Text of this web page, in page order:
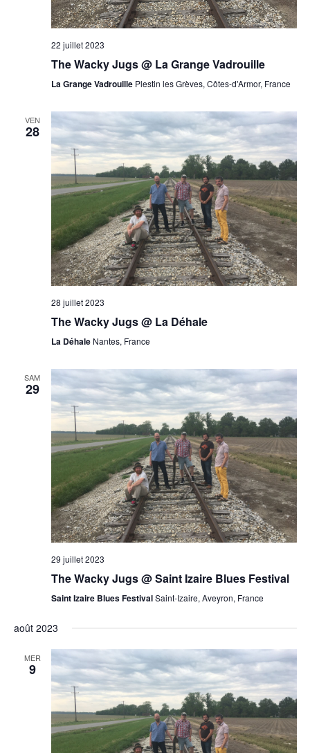
22 juillet 2023
The Wacky Jugs @ La Grange Vadrouille
La Grange Vadrouille Plestin les Grèves, Côtes-d'Armor, France
VEN
28
28 juillet 2023
The Wacky Jugs @ La Déhale
La Déhale Nantes, France
SAM
29
29 juillet 2023
The Wacky Jugs @ Saint Izaire Blues Festival
Saint Izaire Blues FestivalSaint-Izaire, Aveyron, France
août 2023
MER
9